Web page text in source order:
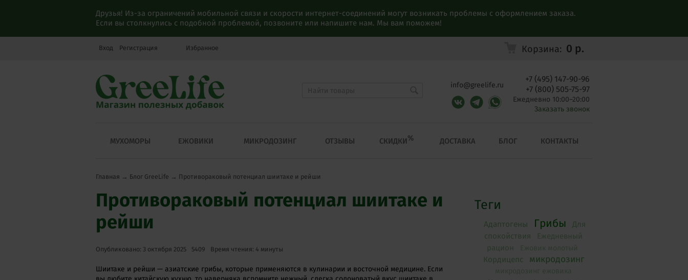
Друзья! Из-за ограничений мобильной связи и скорости интернет-соединений могут возникать проблемы с оформлением заказа.
Если вы столкнулись с подобной проблемой, позвоните или напишите нам. Мы вам поможем!
Вход Регистрация Избранное Корзина: 0 р.
info@greelife.ru
+7 (495) 147-90-96
+7 (800) 505-75-97
Ежедневно 10:00–20:00
Заказать звонок
МУХОМОРЫ ЕЖОВИКИ МИКРОДОЗИНГ ОТЗЫВЫ СКИДКИ% ДОСТАВКА БЛОГ КОНТАКТЫ
Главная → Блог GreeLife → Противораковый потенциал шиитаке и рейши
Теги
Адаптогены Грибы
Для
спокойствия
Ежедневный
рацион
Кордицепс микродозинг
Противораковый потенциал шиитаке и
рейши
Опубликовано: 3 октября 2025 5409 Время чтения: 4 минуты
Шиитаке и рейши — азиатские грибы, которые применяются в кулинарии и восточной медицине. Если